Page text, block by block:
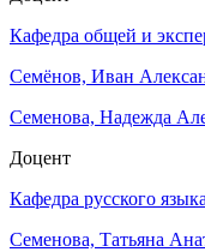
Кафедра общей и
Семёнов, Иван
Семенова, Надежда
Доцент
Кафедра русского языка
Семенова, Татьяна